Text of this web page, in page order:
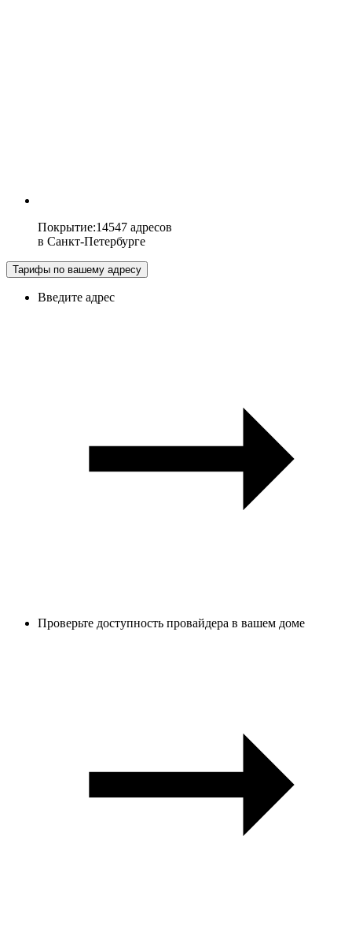
Покрытие:14547 адресов
в Санкт-Петербурге
Тарифы по вашему адресу
Введите адрес
Проверьте доступность провайдера в вашем доме